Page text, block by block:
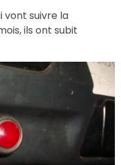
vont suivre la
ils ont subit